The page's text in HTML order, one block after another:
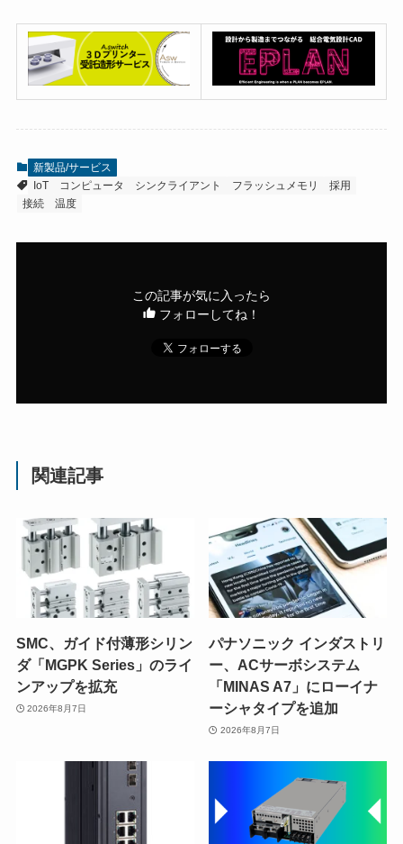
新製品/サービス
IoT
コンピュータ シンクライアント フラッシュメモリ
採用
接続
温度
この記事が気に入ったら
フォローしてね！
関連記事
SMC、ガイド付薄形シリン
ダ「MGPK Series」のライ
ンアップを拡充
2026年8月7日
パナソニック インダストリ
ー、ACサーボシステム
「MINAS A7」にローイナ
ーシャタイプを追加
2026年8月7日